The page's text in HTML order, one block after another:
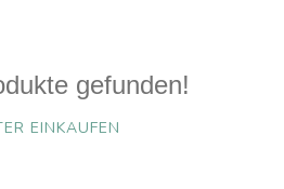
gefunden!
EINKAUFEN